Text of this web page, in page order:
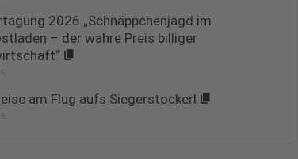
2026 „Schnäppchenjagd im
– der wahre Preis billiger
am Flug aufs Siegerstockerl